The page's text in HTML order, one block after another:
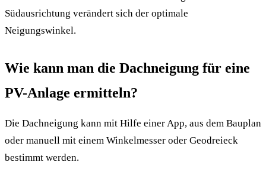
Südausrichtung verändert sich der optimale
Neigungswinkel.
Wie kann man die Dachneigung für eine
PV-Anlage ermitteln?
Die Dachneigung kann mit Hilfe einer App, aus dem Bauplan
oder manuell mit einem Winkelmesser oder Geodreieck
bestimmt werden.